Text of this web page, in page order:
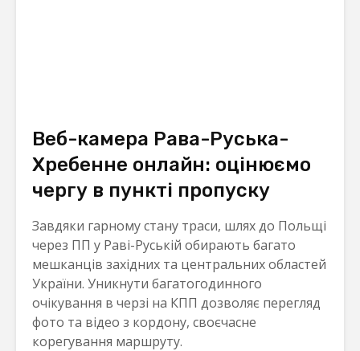
Веб-камера Рава-Руська-
Хребенне онлайн: оцінюємо
чергу в пункті пропуску
Завдяки гарному стану траси, шлях до Польщі
через ПП у Раві-Руській обирають багато
мешканців західних та центральних областей
України. Уникнути багатогодинного
очікування в черзі на КПП дозволяє перегляд
фото та відео з кордону, своєчасне
корегування маршруту.